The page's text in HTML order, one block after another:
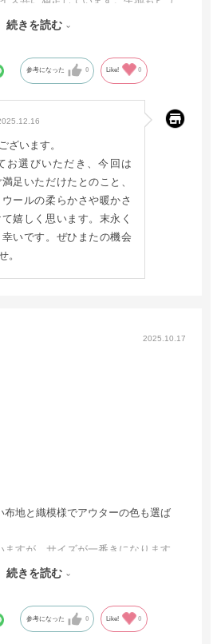
たかいです。
ウェイの58cmがあると、それもまた
続きを読む
参考になった 0 Like! 0
ざいます。
お選びいただき、今回は
足いただけたとのこと、
ールの柔らかさや暖かさ
嬉しく思います。末永く
いです。ぜひまたの機会
。
2025.10.17
布地と織模様でアウターの色も選ば
すが、サイズが一番きになります。
たりです。
続きを読む
参考になった 0 Like! 0